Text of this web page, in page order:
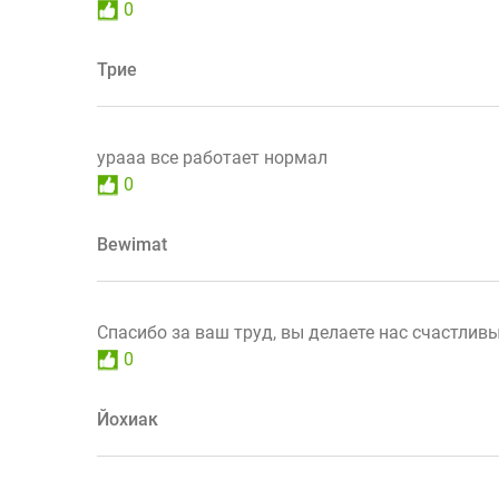
0
Трие
урааа все работает нормал
0
Bewimat
Спасибо за ваш труд, вы делаете нас
0
Йохиак